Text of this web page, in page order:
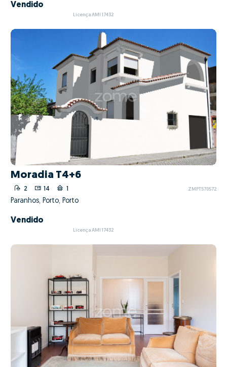
Vendido
Licença AMI 17432
Moradia T4+6
2 14 1 ZMPT570572
Paranhos, Porto, Porto
Vendido
Licença AMI 17432